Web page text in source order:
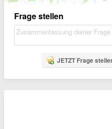
Frage stellen
JETZT Frage